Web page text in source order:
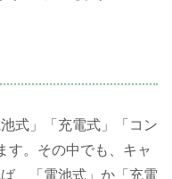
式」「充電式」「コン
す。その中でも、キャ
、「電池式」か「充電